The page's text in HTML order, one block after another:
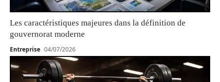
Les caractéristiques majeures dans la définition de
gouvernorat moderne
Entreprise 04/07/2026